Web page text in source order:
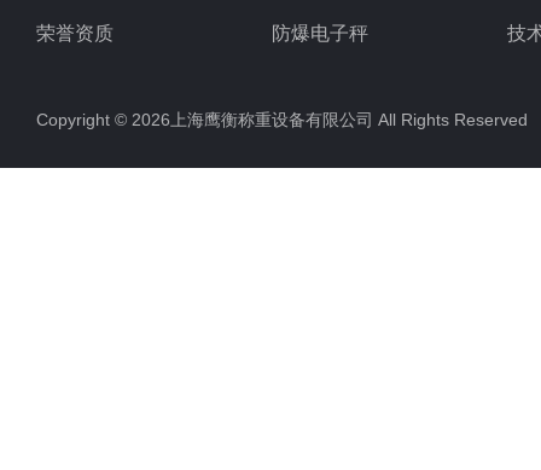
荣誉资质 防爆电子秤
电子汽车衡
电子天平
技
Copyright © 2026上海鹰衡称重设备有限公司 All Rights